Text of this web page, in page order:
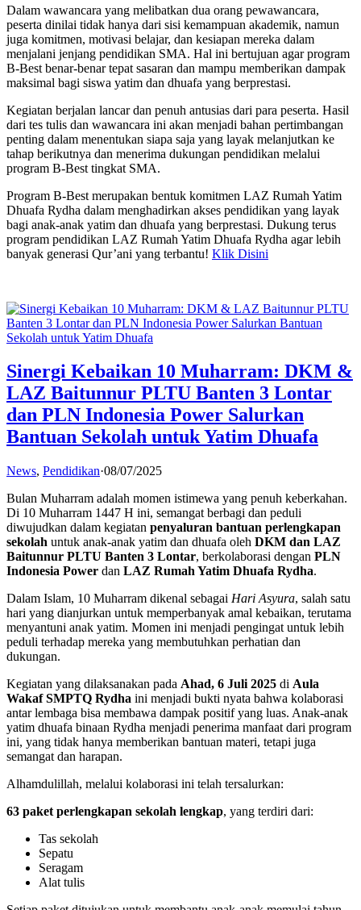
Dalam wawancara yang melibatkan dua orang pewawancara,
peserta dinilai tidak hanya dari sisi kemampuan akademik, namun
juga komitmen, motivasi belajar, dan kesiapan mereka dalam
menjalani jenjang pendidikan SMA. Hal ini bertujuan agar program
B-Best benar-benar tepat sasaran dan mampu memberikan dampak
maksimal bagi siswa yatim dan dhuafa yang berprestasi.
Kegiatan berjalan lancar dan penuh antusias dari para peserta. Hasil
dari tes tulis dan wawancara ini akan menjadi bahan pertimbangan
penting dalam menentukan siapa saja yang layak melanjutkan ke
tahap berikutnya dan menerima dukungan pendidikan melalui
program B-Best tingkat SMA.
Program B-Best merupakan bentuk komitmen LAZ Rumah Yatim
Dhuafa Rydha dalam menghadirkan akses pendidikan yang layak
bagi anak-anak yatim dan dhuafa yang berprestasi. Dukung terus
program pendidikan LAZ Rumah Yatim Dhuafa Rydha agar lebih
banyak generasi Qur’ani yang terbantu! Klik Disini
Sinergi Kebaikan 10 Muharram: DKM &
LAZ Baitunnur PLTU Banten 3 Lontar
dan PLN Indonesia Power Salurkan
Bantuan Sekolah untuk Yatim Dhuafa
News, Pendidikan·08/07/2025
Bulan Muharram adalah momen istimewa yang penuh keberkahan.
Di 10 Muharram 1447 H ini, semangat berbagi dan peduli
diwujudkan dalam kegiatan penyaluran bantuan perlengkapan
sekolah untuk anak-anak yatim dan dhuafa oleh DKM dan LAZ
Baitunnur PLTU Banten 3 Lontar, berkolaborasi dengan PLN
Indonesia Power dan LAZ Rumah Yatim Dhuafa Rydha.
Dalam Islam, 10 Muharram dikenal sebagai Hari Asyura, salah satu
hari yang dianjurkan untuk memperbanyak amal kebaikan, terutama
menyantuni anak yatim. Momen ini menjadi pengingat untuk lebih
peduli terhadap mereka yang membutuhkan perhatian dan
dukungan.
Kegiatan yang dilaksanakan pada Ahad, 6 Juli 2025 di Aula
Wakaf SMPTQ Rydha ini menjadi bukti nyata bahwa kolaborasi
antar lembaga bisa membawa dampak positif yang luas. Anak-anak
yatim dhuafa binaan Rydha menjadi penerima manfaat dari program
ini, yang tidak hanya memberikan bantuan materi, tetapi juga
semangat dan harapan.
Alhamdulillah, melalui kolaborasi ini telah tersalurkan:
63 paket perlengkapan sekolah lengkap, yang terdiri dari:
Tas sekolah
Sepatu
Seragam
Alat tulis